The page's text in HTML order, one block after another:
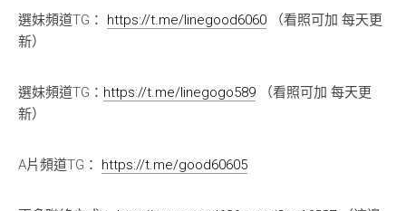
選妹頻道TG： https://t.me/linegood6060 （看照可加 每天更
新）
選妹頻道TG： https://t.me/linegogo589 （看照可加 每天更
新）
A片頻道TG： https://t.me/good60605